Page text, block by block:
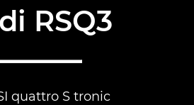
RSQ3
quattro S tronic